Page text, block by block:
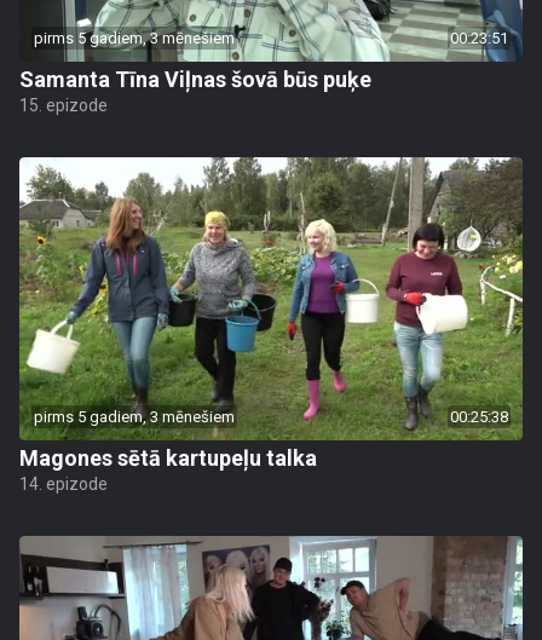
pirms 5 gadiem, 3 mēnešiem 00:23:51
Samanta Tīna Viļnas šovā būs puķe
15. epizode
pirms 5 gadiem, 3 mēnešiem 00:25:38
Magones sētā kartupeļu talka
14. epizode